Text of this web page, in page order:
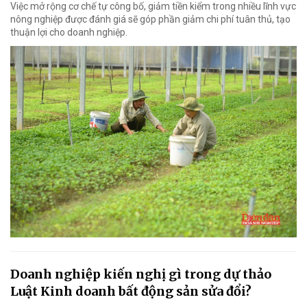
Việc mở rộng cơ chế tự công bố, giảm tiền kiểm trong nhiều lĩnh vực
nông nghiệp được đánh giá sẽ góp phần giảm chi phí tuân thủ, tạo
thuận lợi cho doanh nghiệp.
Doanh nghiệp kiến nghị gì trong dự thảo
Luật Kinh doanh bất động sản sửa đổi?